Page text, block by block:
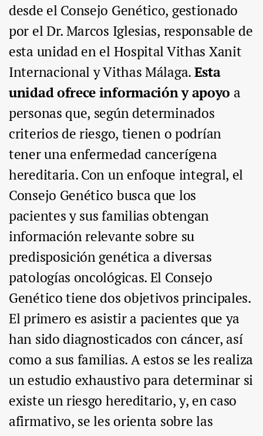
desde el Consejo Genético, gestionado
por el Dr. Marcos Iglesias, responsable de
esta unidad en el Hospital Vithas Xanit
Internacional y Vithas Málaga.Esta
unidad ofrece información y apoyo a
personas que, según determinados
criterios de riesgo, tienen o podrían
tener una enfermedad cancerígena
hereditaria. Con un enfoque integral, el
Consejo Genético busca que los
pacientes y sus familias obtengan
información relevante sobre su
predisposición genética a diversas
patologías oncológicas. El Consejo
Genético tiene dos objetivos principales.
El primero es asistir a pacientes que ya
han sido diagnosticados con cáncer, así
como a sus familias. A estos se les realiza
un estudio exhaustivo para determinar si
existe un riesgo hereditario, y, en caso
afirmativo, se les orienta sobre las